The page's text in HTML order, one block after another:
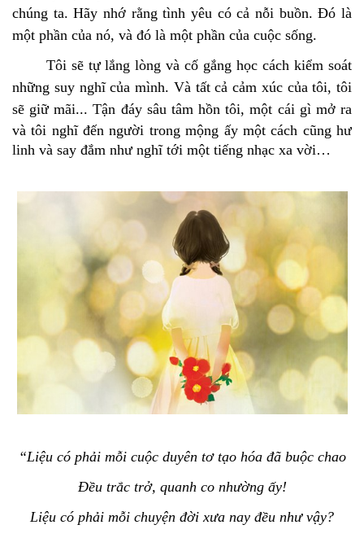
chúng ta. Hãy nhớ rằng tình yêu có cả nỗi buồn. Đó là
một phần của nó, và đó là một phần của cuộc sống.
Tôi sẽ tự lắng lòng và cố gắng học cách kiểm soát
những suy nghĩ của mình. Và tất cả cảm xúc của tôi, tôi
sẽ giữ mãi...Tận đáy sâu tâm hồn tôi, một cái gì mở ra
và tôi nghĩ đến người trong mộng ấy một cách cũng hư
linh và say đắm như nghĩ tới một tiếng nhạc xa vời…
“Liệu có phải mỗi cuộc duyên tơ tạo hóa đã buộc chao
Đều trắc trở, quanh co nhường ấy!
Liệu có phải mỗi chuyện đời xưa nay đều như vậy?